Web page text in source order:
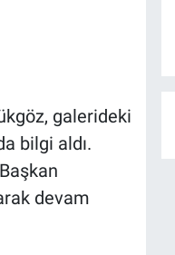
galerideki
bilgi aldı.
devam